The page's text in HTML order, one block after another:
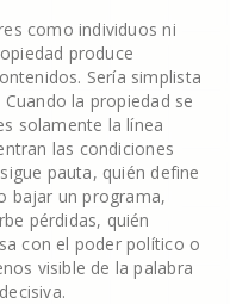
como individuos ni
produce
Sería simplista
la propiedad se
solamente la línea
las condiciones
pauta, quién define
bajar un programa,
pérdidas, quién
con el poder político o
visible de la palabra